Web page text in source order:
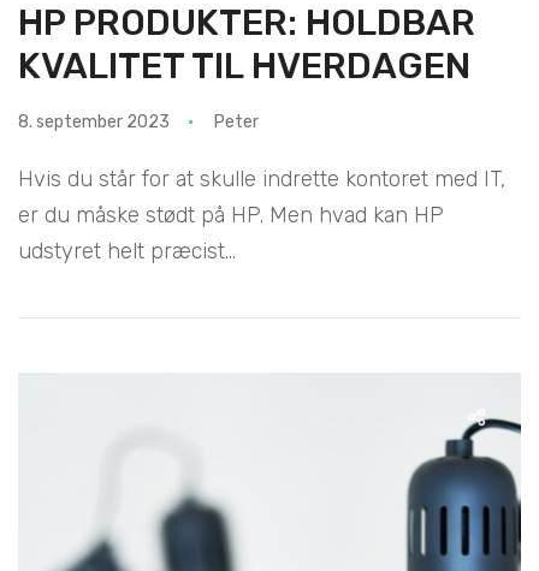
HP PRODUKTER: HOLDBAR
KVALITET TIL HVERDAGEN
8. september 2023 Peter
Hvis du står for at skulle indrette kontoret med IT,
er du måske stødt på HP. Men hvad kan HP
udstyret helt præcist...